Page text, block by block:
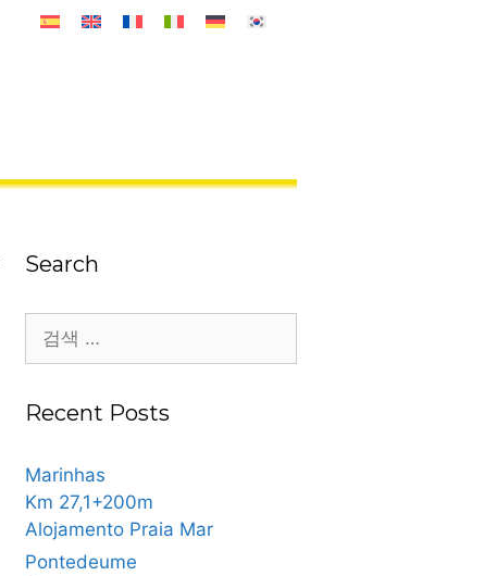
Search
색:
Recent Posts
Marinhas
Km 27,1+200m
Alojamento Praia Mar
Pontedeume